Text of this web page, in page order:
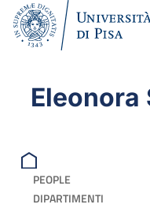
Eleonora
PEOPLE
DIPARTIMENTI